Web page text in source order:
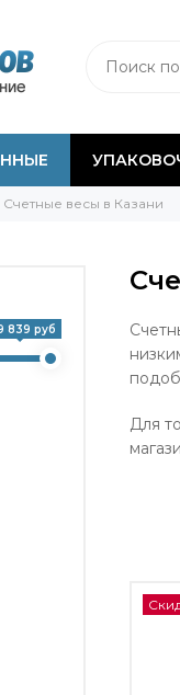
Счетные весы в Казани
839 руб
Для